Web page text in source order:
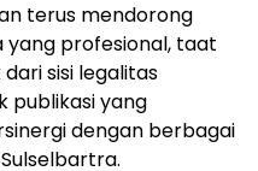
terus mendorong
yang profesional, taat
sisi legalitas
publikasi yang
dengan berbagai